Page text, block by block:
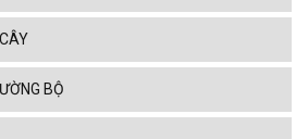
BỘ